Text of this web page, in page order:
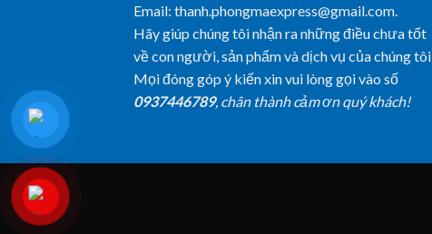
Email: thanh.phongmaexpress@gmail.com.
Hãy giúp chúng tôi nhận ra những điều chưa tốt
về con người, sản phẩm và dịch vụ của chúng tôi
Mọi đóng góp ý kiến xin vui lòng gọi vào số
0937446789, chân thành cảm ơn quý khách!